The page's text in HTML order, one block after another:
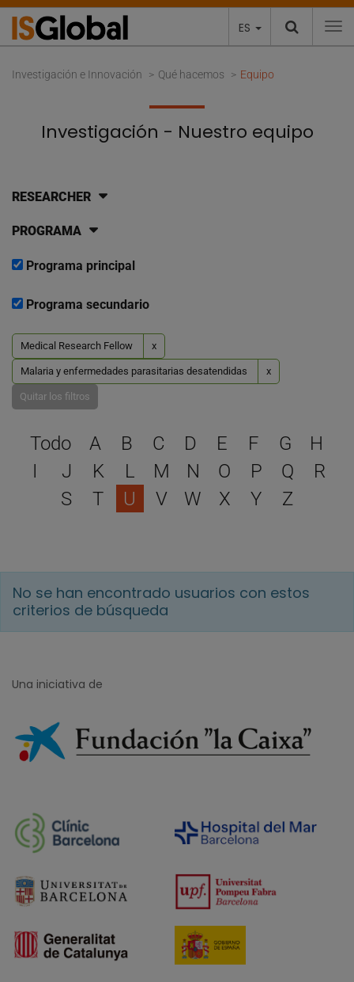
ES
Investigación e Innovación Qué hacemos Equipo
Investigación - Nuestro equipo
RESEARCHER
PROGRAMA
Programa principal
Programa secundario
Medical Research Fellow x
Malaria y enfermedades parasitarias desatendidas x
Quitar los filtros
Selecciona una letra
Todo A B C D E F G
H
I
J K L M N O P Q
R
S
T U V W X Y Z
No se han encontrado usuarios con estos
criterios de búsqueda
Una iniciativa de